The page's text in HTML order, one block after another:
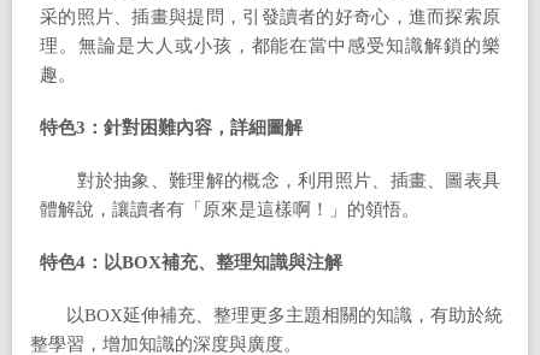
采的照片、插畫與提問，引發讀者的好奇心，進而探索原
理。無論是大人或小孩，都能在當中感受知識解鎖的樂
趣。
特色3 ：針對困難內容，詳細圖解
對於抽象、難理解的概念，利用照片、插畫、圖表具
體解說，讓讀者有「原來是這樣啊！」的領悟。
特色4 ：以BOX補充、整理知識與注解
以BOX延伸補充、整理更多主題相關的知識，有助於統
整學習，增加知識的深度與廣度。